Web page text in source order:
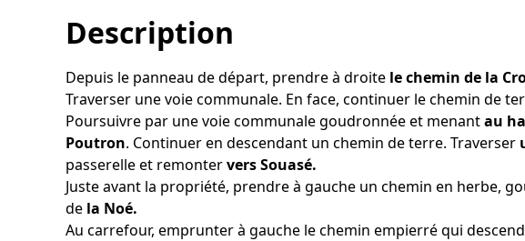
Description
Depuis le panneau de départ, prendre à droite le chemin de la
Traverser une voie communale. En face, continuer le chemin de
Poursuivre par une voie communale goudronnée et menantau
Poutron. Continuer en descendant un chemin de terre. Traverser
passerelle et remontervers Souasé.
Juste avant la propriété, prendre à gauche un chemin en herbe,
de la Noé.
Au carrefour, emprunter à gauche le chemin empierré qui